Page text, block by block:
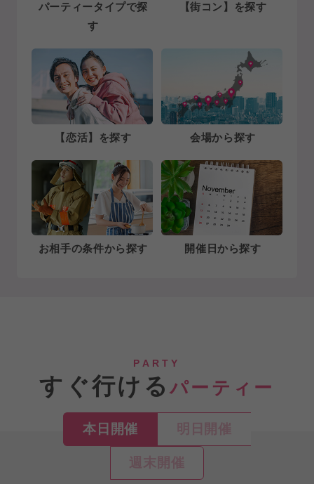
パーティータイプで探
す
【街コン】を探す
【恋活】を探す 会場から探す
お相手の条件から探す 開催日から探す
PARTY
すぐ行ける パーティー
本日開催 明日開催
週末開催